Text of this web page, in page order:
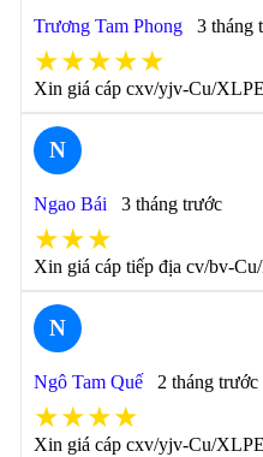
Trương Tam Phong 3 tháng
★★★★★
Xin giá cáp cxv/yjv-Cu/
N
Ngao Bái 3 tháng trước
★★★
Xin giá cáp tiếp địa cv/bv-
N
Ngô Tam Quế 2 tháng trước
★★★★
Xin giá cáp cxv/yjv-Cu/